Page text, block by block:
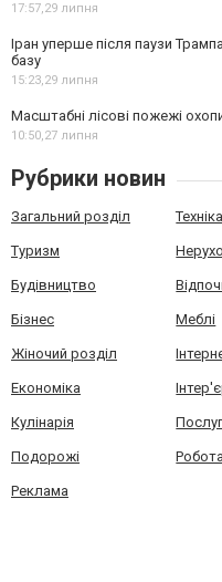
17:57,29 липня
Іран уперше після паузи
базу
15:23,29 липня
Масштабні лісові пожежі
10:50,27 липня
Рубрики новин
Загальний розділ Техніка
Туризм
Будівництво
Бізнес Меблі
Жіночий розділ
Економіка
Кулінарія
Подорожі Робота
Реклама